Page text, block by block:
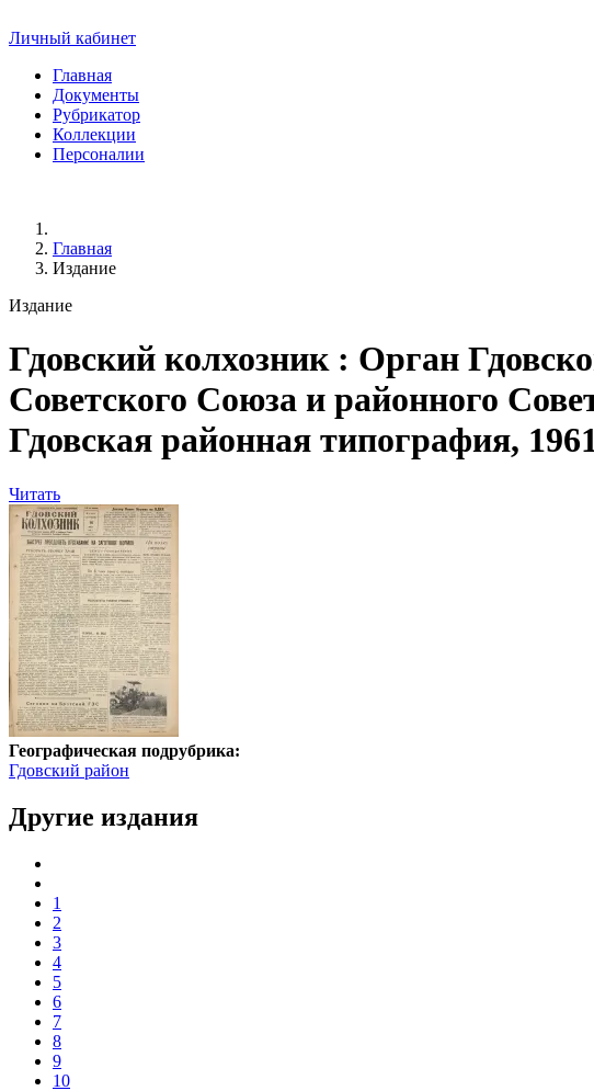
Личный кабинет
Главная
Документы
Рубрикатор
Коллекции
Персоналии
Главная
Издание
Издание
Гдовский колхозник: Орган
Советского Союза и районного
Гдовская районная типография,
Читать
Географическая подрубрика:
Гдовский район
Другие издания
1
2
3
4
5
6
7
8
9
10